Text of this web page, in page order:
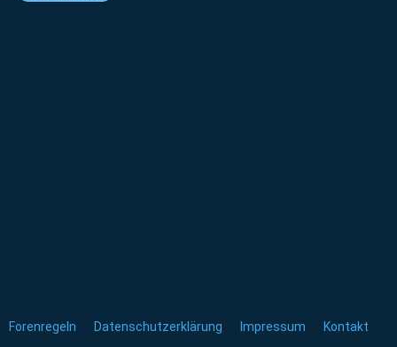
Forenregeln Datenschutzerklärung Impressum Kontakt